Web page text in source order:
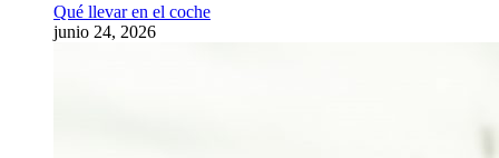
Qué llevar en el coche
junio 24, 2026